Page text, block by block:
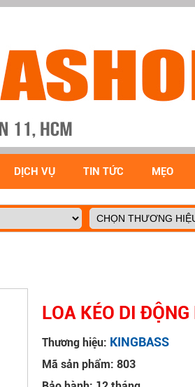
DỊCH VỤ TIN TỨC MẸO
LOA KÉO DI
Thương hiệu: KINGBASS
Mã sản phẩm: 803